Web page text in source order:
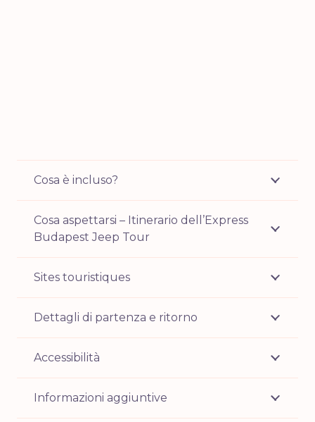
Cosa è incluso?
Cosa aspettarsi – Itinerario dell’Express
Budapest Jeep Tour
Sites touristiques
Dettagli di partenza e ritorno
Accessibilità
Informazioni aggiuntive